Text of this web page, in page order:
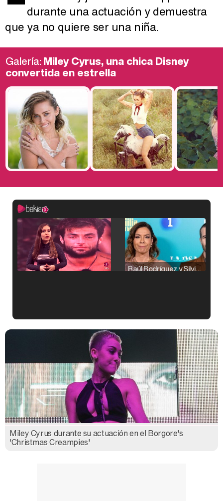
durante una actuación y demuestra
que ya no quiere ser una niña.
Galería:Miley Cyrus, una chica Disney
convertida en estrella
Raúl Rodríguez y Silvia Taulés nos cuentan su papel en 'La familia de la tele'
Carlota Corredera y Javier de Hoyos: "La tele tiene que representar al público también y aquí están todos los perfiles posibles&quo;
Miley Cyrus durante su actuación en el Borgore's
'Christmas Creampies'